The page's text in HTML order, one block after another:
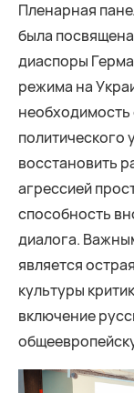
Пленарная
была
диаспоры
режима на
необходимость
политического
восстановить
агрессией
способность
диалога.
является
культуры
включение